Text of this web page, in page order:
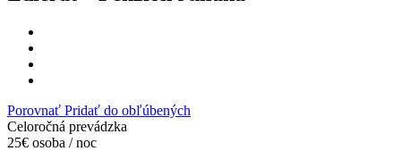
Porovnať Pridať do obľúbených
Celoročná prevádzka
25€ osoba / noc